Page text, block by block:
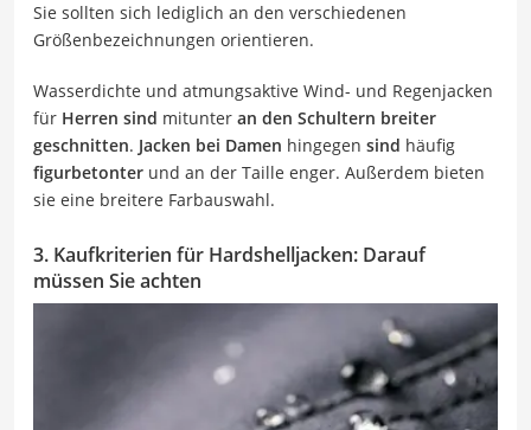
Sie sollten sich lediglich an den verschiedenen
Größenbezeichnungen orientieren.
Wasserdichte und atmungsaktive Wind- und Regenjacken
für Herren sind mitunter an den Schultern breiter
geschnitten. Jacken bei Damen hingegen sind häufig
figurbetonter und an der Taille enger. Außerdem bieten
sie eine breitere Farbauswahl.
3. Kaufkriterien für Hardshelljacken: Darauf
müssen Sie achten